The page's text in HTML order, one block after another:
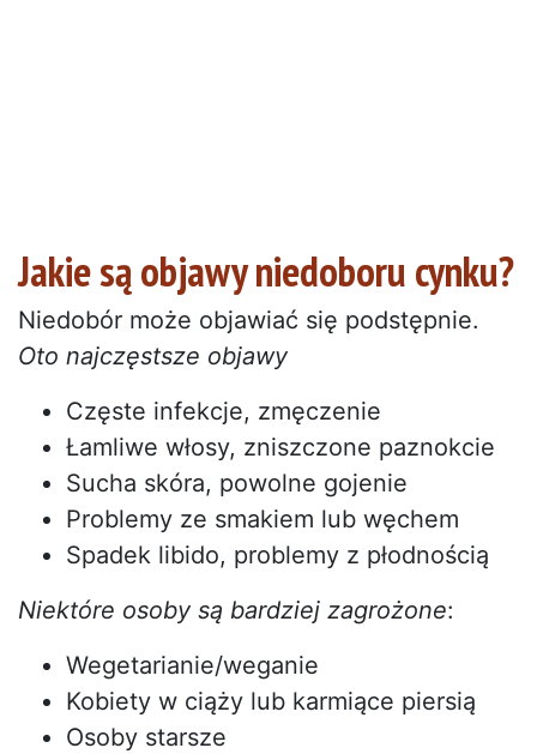
Jakie są objawy niedoboru cynku?
Niedobór może objawiać się podstępnie.
Oto najczęstsze objawy
Częste infekcje, zmęczenie
Łamliwe włosy, zniszczone paznokcie
Sucha skóra, powolne gojenie
Problemy ze smakiem lub węchem
Spadek libido, problemy z płodnością
Niektóre osoby są bardziej zagrożone:
Wegetarianie/weganie
Kobiety w ciąży lub karmiące piersią
Osoby starsze